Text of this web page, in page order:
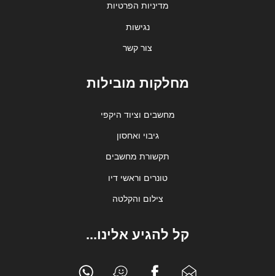
מדיניות הפרטיות
נגישות
צור קשר
מחלקות מובילות
מחשבים וציוד היקפי
גיבוי ואחסון
תקשורת מחשבים
טונרים וראשי דיו
צילום והקלטה
קל להגיע אלינו...